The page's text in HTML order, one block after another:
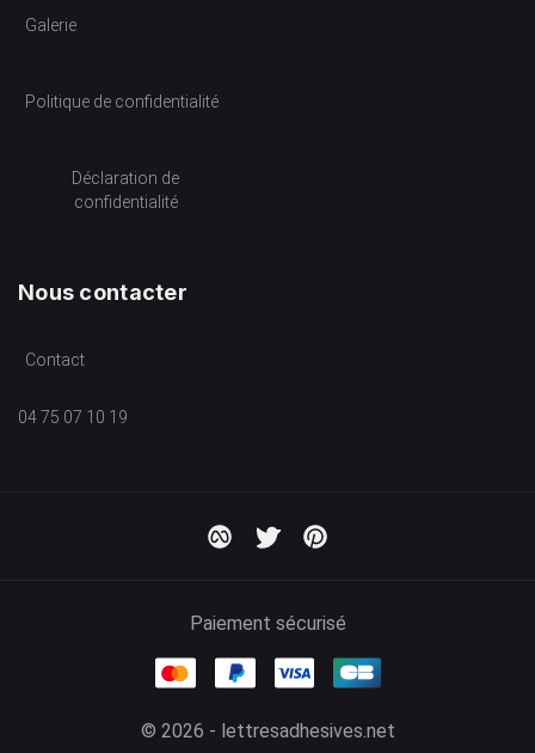
Galerie
Politique de confidentialité
Déclaration de
confidentialité
Nous contacter
Contact
04 75 07 10 19
Paiement sécurisé
© 2026 - lettresadhesives.net